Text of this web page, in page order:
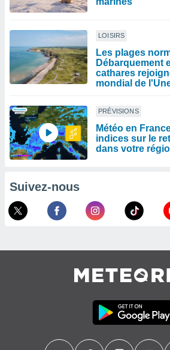
LOISIRS
Les plages
Débarquement
cathares
mondial de
PRÉVISIONS
Météo en
indices sur le
dans votre
Suivez-nous